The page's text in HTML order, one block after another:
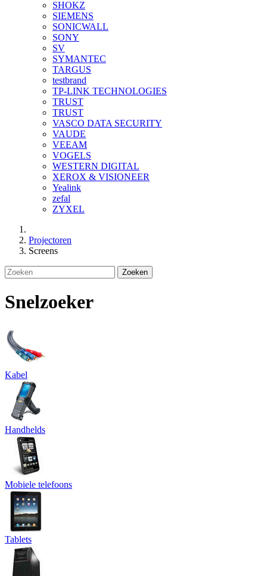
SHOKZ
SIEMENS
SONICWALL
SONY
SV
SYMANTEC
TARGUS
testbrand
TP-LINK TECHNOLOGIES
TRUST
TRUST
VASCO DATA SECURITY
VAUDE
VEEAM
VOGELS
WESTERN DIGITAL
XEROX & VISIONEER
Yealink
zefal
ZYXEL
Projectoren
Screens
Zoeken
Snelzoeker
Kabel
Handhelds
Mobiele telefoons
Tablets